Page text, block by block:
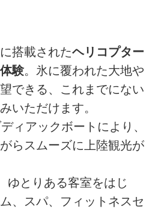
搭載されたヘリコプター
験。氷に覆われた大地や
できる、これまでにない
いただけます。
ィアックボートにより、
らスムーズに上陸観光が
ゆとりある客室をはじ
、スパ、フィットネスセ